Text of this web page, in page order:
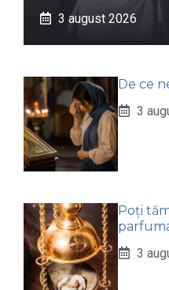
3 august 2026
De ce
3
Poți
3